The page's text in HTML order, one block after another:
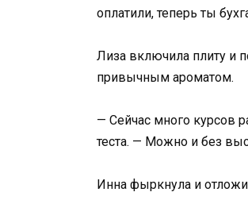
оплатили, теперь ты
Лиза включила плиту и
привычным ароматом.
— Сейчас много курсов
теста. — Можно и без
Инна фыркнула и